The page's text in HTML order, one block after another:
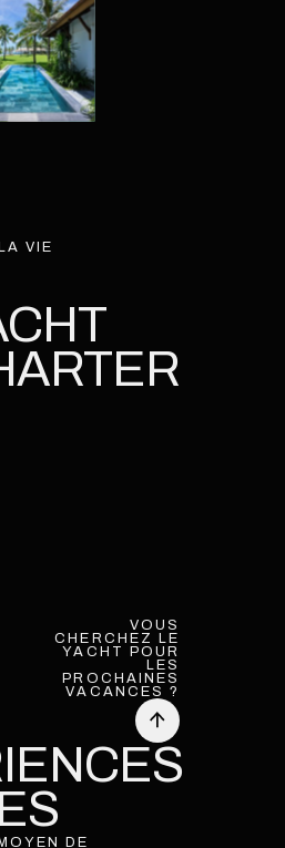
VIE
VOUS
CHERCHEZ LE
YACHT POUR
LES
PROCHAINES
VACANCES ?
DE